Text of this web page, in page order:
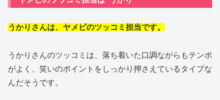
うかりさんは、ヤメピのツッコミ担当です。
うかりさんのツッコミは、落ち着いた口調ながらもテンポ
がよく、笑いのポイントをしっかり押さえているタイプな
んだそうです。